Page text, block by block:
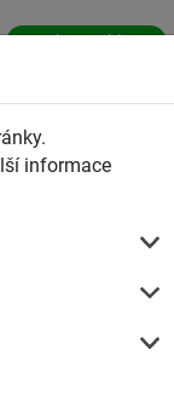
informace
Czech Republic
Výrobek